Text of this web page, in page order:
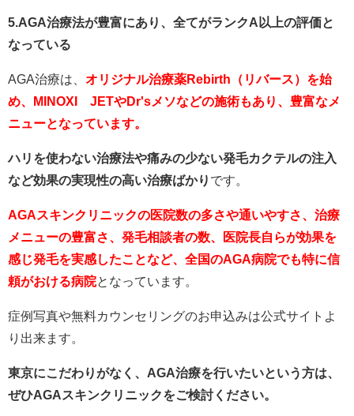
5.AGA治療法が豊富にあり、全てがランクA以上の評価と
なっている
AGA治療は、 オリジナル治療薬Rebirth（リバース）を始
め、MINOXI JETやDr'sメソなどの施術もあり、豊富なメ
ニューとなっています。
ハリを使わない治療法や痛みの少ない発毛カクテルの注入
など効果の実現性の高い治療ばかり です。
AGAスキンクリニックの医院数の多さや通いやすさ、治療
メニューの豊富さ、発毛相談者の数、医院長自らが効果を
感じ発毛を実感したことなど、全国のAGA病院でも特に信
頼がおける病院となっています。
症例写真や無料カウンセリングのお申込みは公式サイトよ
り出来ます。
東京にこだわりがなく、AGA治療を行いたいという方は、
ぜひAGAスキンクリニックをご検討ください。